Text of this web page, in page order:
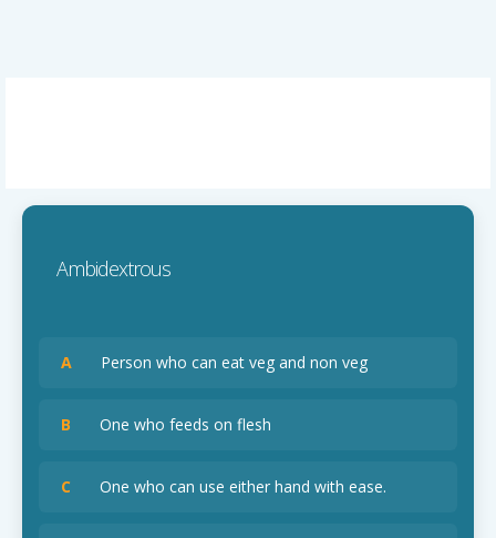
Ambidextrous
A Person who can eat veg and non veg
B One who feeds on flesh
C One who can use either hand with ease.